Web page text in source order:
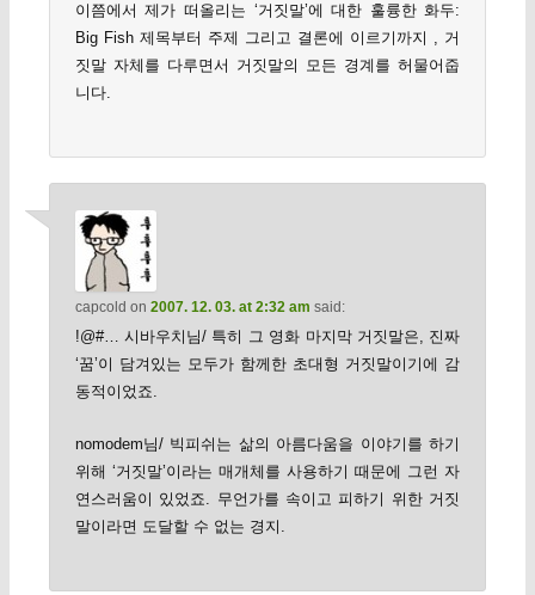
이쯤에서 제가 떠올리는 ‘거짓말’에 대한 훌륭한 화두:
Big Fish 제목부터 주제 그리고 결론에 이르기까지 , 거
짓말 자체를 다루면서 거짓말의 모든 경계를 허물어줍
니다.
capcold on 2007. 12. 03. at 2:32 am said:
!@#… 시바우치님/ 특히 그 영화 마지막 거짓말은, 진짜
‘꿈’이 담겨있는 모두가 함께한 초대형 거짓말이기에 감
동적이었죠.
nomodem님/ 빅피쉬는 삶의 아름다움을 이야기를 하기
위해 ‘거짓말’이라는 매개체를 사용하기 때문에 그런 자
연스러움이 있었죠. 무언가를 속이고 피하기 위한 거짓
말이라면 도달할 수 없는 경지.